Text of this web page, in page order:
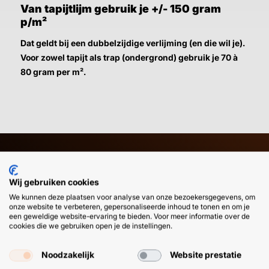
Van tapijtlijm gebruik je +/- 150 gram
p/m²
Dat geldt bij een dubbelzijdige verlijming (en die wil je).
Voor zowel tapijt als trap (ondergrond) gebruik je 70 à
80 gram per m².
Klantenservice
+31 (0) 85 303
7224
WhatsApp
+31 (0) 6 11
EN SNEL
Wij gebruiken cookies
We kunnen deze plaatsen voor analyse van onze bezoekersgegevens, om
onze website te verbeteren, gepersonaliseerde inhoud te tonen en om je
een geweldige website-ervaring te bieden. Voor meer informatie over de
cookies die we gebruiken open je de instellingen.
Noodzakelijk Website prestatie